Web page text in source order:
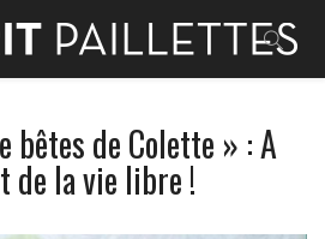
bêtes de Colette » : A
de la vie libre !